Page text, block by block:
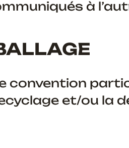
à
convention
et/ou la